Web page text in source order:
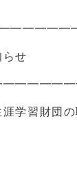
せ
涯学習財団